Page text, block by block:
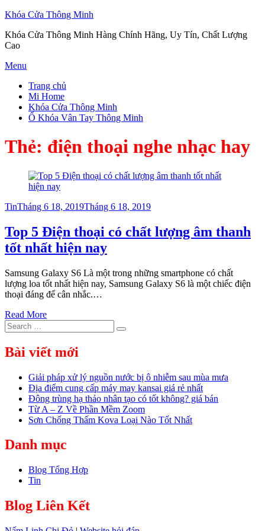
Khóa Cửa Thông Minh
Khóa Cửa Thông Minh Hàng Chính Hãng, Uy Tín, Chất Lượng
Cao
Skip
content
Menu
Trang chủ
Mi Home
Khóa Cửa Thông Minh
Ổ Khóa Vân Tay Thông Minh
Thẻ: điện thoại nghe nhạc hay
TinPosted
Tháng 6 18, 2019Tháng 6 18, 2019
Top 5 Điện thoại có chất lượng âm thanh
tốt nhất hiện nay
Samsung Galaxy S6 Là một trong những smartphone có chất
lượng loa tốt nhất hiện nay, Samsung Galaxy S6 là một chiếc điện
thoại đáng để cân nhắc.…
Read More
Search
for:
Search
Bài viết mới
Giải pháp xử lý nguồn nước bị ô nhiễm sau mùa mưa
Địa điểm cung cấp máy may kansai giá rẻ nhất
Đông trùng hạ thảo nhân tạo có tốt không? giá bán
Từ A – Z Về Phần Mềm Zoom
Sơn Chống Thấm Kova Loại Nào Tốt Nhất
Danh mục
Blog Tổng Hợp
Tin
Blog Liên Kết